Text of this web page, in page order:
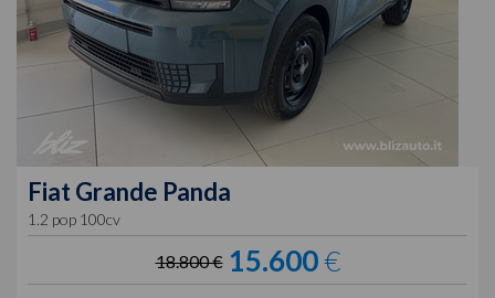
Fiat Grande Panda
1.2 pop 100cv
18.800 € 15.600€